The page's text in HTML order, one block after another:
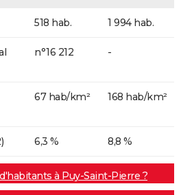
518 hab. 1 994 hab.
n°16 212 -
67 hab/km² 168 hab/km²
6,3 % 8,8 %
à Puy-Saint-Pierre ?